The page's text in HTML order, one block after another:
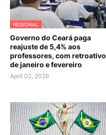
REGIONAL
Governo do Ceará paga
reajuste de 5,4% aos
professores, com retroativo
de janeiro e fevereiro
April 02, 2026